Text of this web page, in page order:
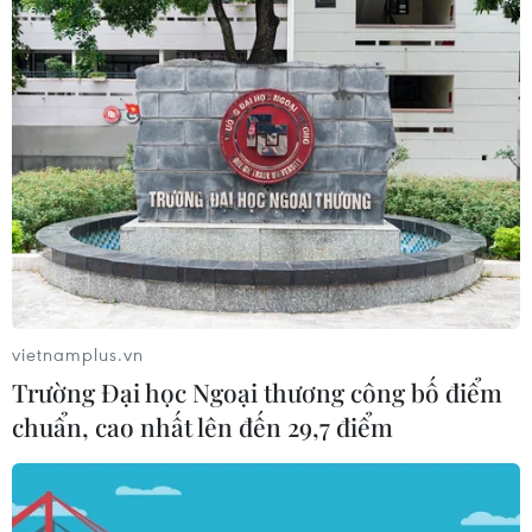
phiến
09/08/2026 10:19
Ngành đường sắt hướng tới mục tiêu
1.500 container vận tải liên vận
Trung Quốc
09/08/2026 10:17
Cựu Thứ trưởng Nguyễn Bá Hoan và
27 bị cáo khác chuẩn bị ra hầu tòa
09/08/2026 10:01
Trường đại học sư phạm đầu tiên
công bố điểm chuẩn năm 2026
vietnamplus.vn
Trường Đại học Ngoại thương công bố điểm
chuẩn, cao nhất lên đến 29,7 điểm